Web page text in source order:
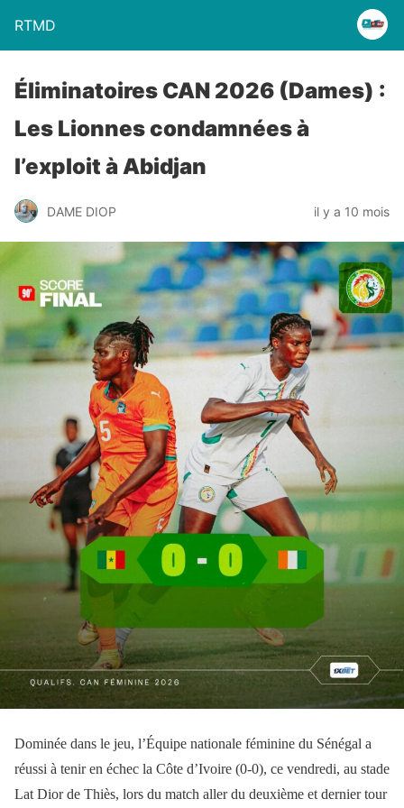
RTMD
Éliminatoires CAN 2026 (Dames) :
Les Lionnes condamnées à
l’exploit à Abidjan
DAME DIOP il y a 10 mois
Dominée dans le jeu, l’Équipe nationale féminine du Sénégal a
réussi à tenir en échec la Côte d’Ivoire (0-0), ce vendredi, au stade
Lat Dior de Thiès, lors du match aller du deuxième et dernier tour